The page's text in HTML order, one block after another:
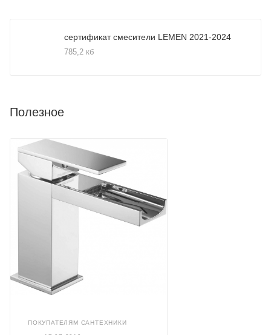
сертификат смесители LEMEN 2021-2024
785,2 кб
Полезное
ПОКУПАТЕЛЯМ САНТЕХНИКИ